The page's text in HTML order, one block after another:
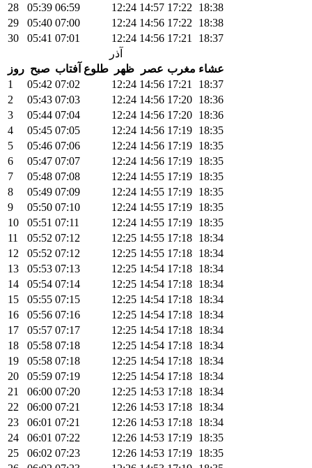
28
05:39 06:59 12:24 14:57 17:22
18:38
29
05:40 07:00 12:24 14:56 17:22
18:38
30
05:41 07:01 12:24 14:56 17:21
18:37
آذر
روز صبح طلوع آفتاب ظهر عصر مغرب عشاء
1
05:42 07:02 12:24 14:56 17:21
18:37
2
05:43 07:03 12:24 14:56 17:20 18:36
3
05:44 07:04 12:24 14:56 17:20 18:36
4
05:45 07:05 12:24 14:56 17:19 18:35
5
05:46 07:06 12:24 14:56 17:19 18:35
6
05:47 07:07 12:24 14:56 17:19 18:35
7
05:48 07:08 12:24 14:55 17:19 18:35
8
05:49 07:09 12:24 14:55 17:19 18:35
9
05:50 07:10 12:24 14:55 17:19 18:35
10
05:51 07:11 12:24 14:55 17:19 18:35
11
05:52 07:12 12:25 14:55 17:18 18:34
12
05:52 07:12 12:25 14:55 17:18 18:34
13
05:53 07:13 12:25 14:54 17:18 18:34
14
05:54 07:14 12:25 14:54 17:18 18:34
15
05:55 07:15 12:25 14:54 17:18 18:34
16
05:56 07:16 12:25 14:54 17:18 18:34
17
05:57 07:17 12:25 14:54 17:18 18:34
18
05:58 07:18 12:25 14:54 17:18 18:34
19
05:58 07:18 12:25 14:54 17:18 18:34
20
05:59 07:19 12:25 14:54 17:18 18:34
21
06:00 07:20 12:25 14:53 17:18 18:34
22
06:00 07:21 12:26 14:53 17:18 18:34
23
06:01 07:21 12:26 14:53 17:18 18:34
24
06:01 07:22 12:26 14:53 17:19 18:35
25
06:02 07:23 12:26 14:53 17:19 18:35